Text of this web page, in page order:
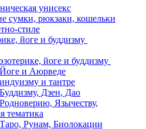
унисекс
сумки, рюкзаки, кошельки
стиле
йоге и буддизму
йоге и буддизму
и Аюрведе
и тантре
Дзен, Дао
Язычеству,
тематика
Рунам, Биолокации